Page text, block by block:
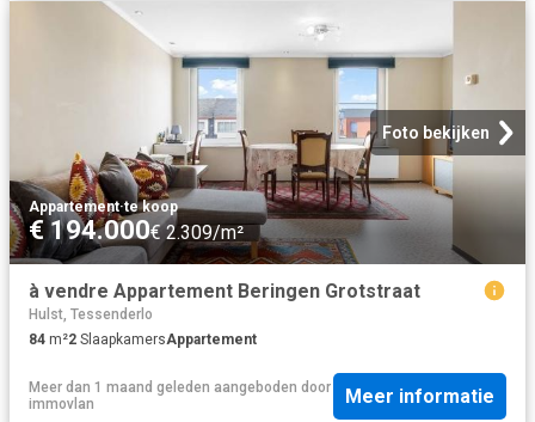
Foto bekijken
Appartement·te koop
€ 194.000€ 2.309/m²
à vendre Appartement Beringen Grotstraat
Hulst, Tessenderlo
84 m²2 SlaapkamersAppartement
Meer dan 1 maand geleden aangeboden door
immovlan
Meer informatie